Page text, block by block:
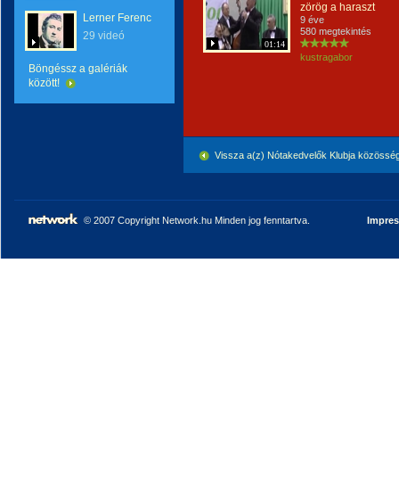
Lerner Ferenc
29 videó
Böngéssz a galériák
között!
01:14
zörög a haraszt
9 éve
580 megtekintés
kustragabor
Vissza a(z) Nótakedvelők Klubja
© 2007 Copyright Network.hu Minden jog fenntartva.